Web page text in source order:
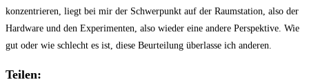
konzentrieren, liegt bei mir der Schwerpunkt auf der Raumstation, also der
Hardware und den Experimenten, also wieder eine andere Perspektive. Wie
gut oder wie schlecht es ist, diese Beurteilung überlasse ich anderen.
Teilen: